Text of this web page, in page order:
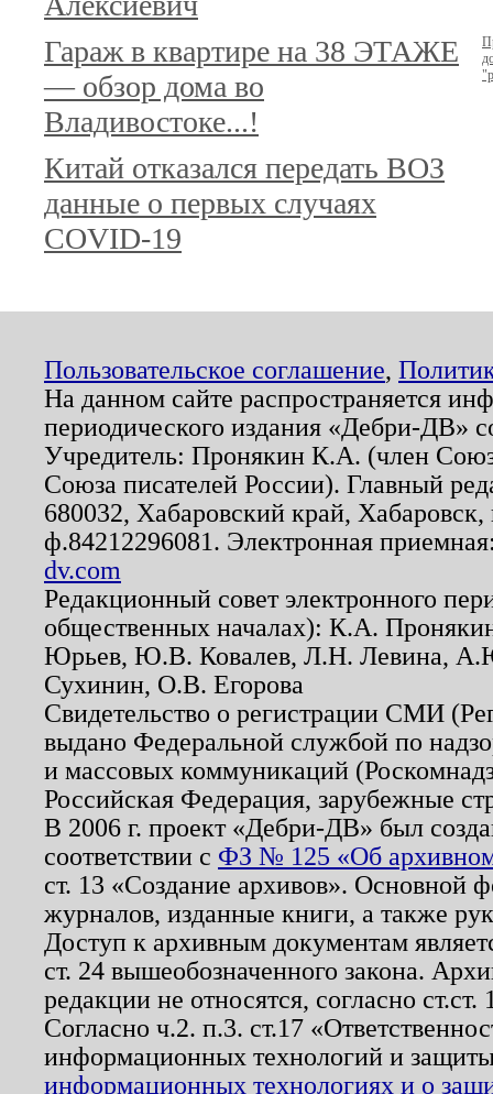
Гараж в квартире на 38 ЭТАЖЕ
— обзор дома во
Владивостоке...!
Китай отказался передать ВОЗ
данные о первых случаях
COVID-19
Пользовательское соглашение,
На данном сайте распространяется
периодического издания «Дебри-ДВ»
Учредитель: Пронякин К.А. (член
Союза писателей России). Главный
680032, Хабаровский край,
ф.84212296081. Электронная
dv.com
Редакционный совет электронного
общественных началах): К.А.
Юрьев, Ю.В. Ковалев, Л.Н. Левина,
Сухинин, О.В. Егорова
Свидетельство о регистрации СМИ
выдано Федеральной службой по
и массовых коммуникаций
Российская Федерация, зарубежные
В 2006 г. проект «Дебри-ДВ» был
соответствии с ФЗ № 125 «Об
ст. 13 «Создание архивов». Основной
журналов, изданные книги, а также
Доступ к архивным документам
ст. 24 вышеобозначенного закона.
редакции не относятся, согласно
Согласно ч.2. п.3. ст.17
информационных технологий и
информационных технологиях и о